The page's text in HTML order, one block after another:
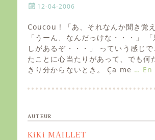
P
s
d
o
n
12-04-2006
Coucou ! 「あ、それなんか聞き覚え
「うーん、なんだっけな・・・」
しがあるぞ・・・」 っていう感じ
たことに心当たりがあって、でも何
きり分からないとき。 Ça me … En
AUTEUR
KiKi MAILLET